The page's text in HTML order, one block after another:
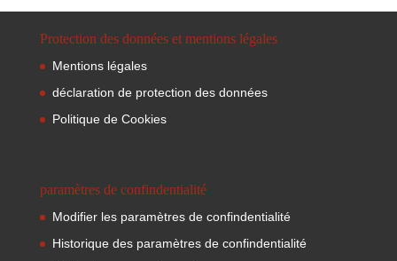
Protection des données et mentions légales
Mentions légales
déclaration de protection des données
Politique de Cookies
paramètres de confindentialité
Modifier les paramètres de confindentialité
Historique des paramètres de confindentialité